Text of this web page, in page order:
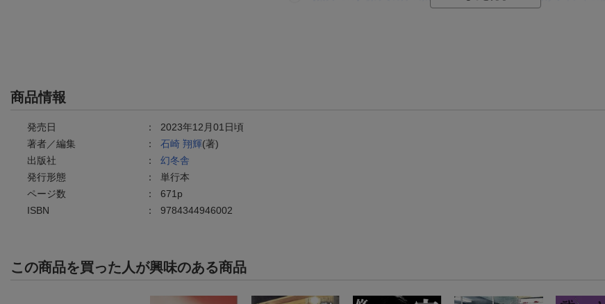
商品情報
発売日 ： 2023年12月01日頃
著者／編集
： 石崎 翔輝(著)
出版社
： 幻冬舎
発行形態
： 単行本
ページ数
： 671p
ISBN
： 9784344946002
この商品を買った人が興味のある商品